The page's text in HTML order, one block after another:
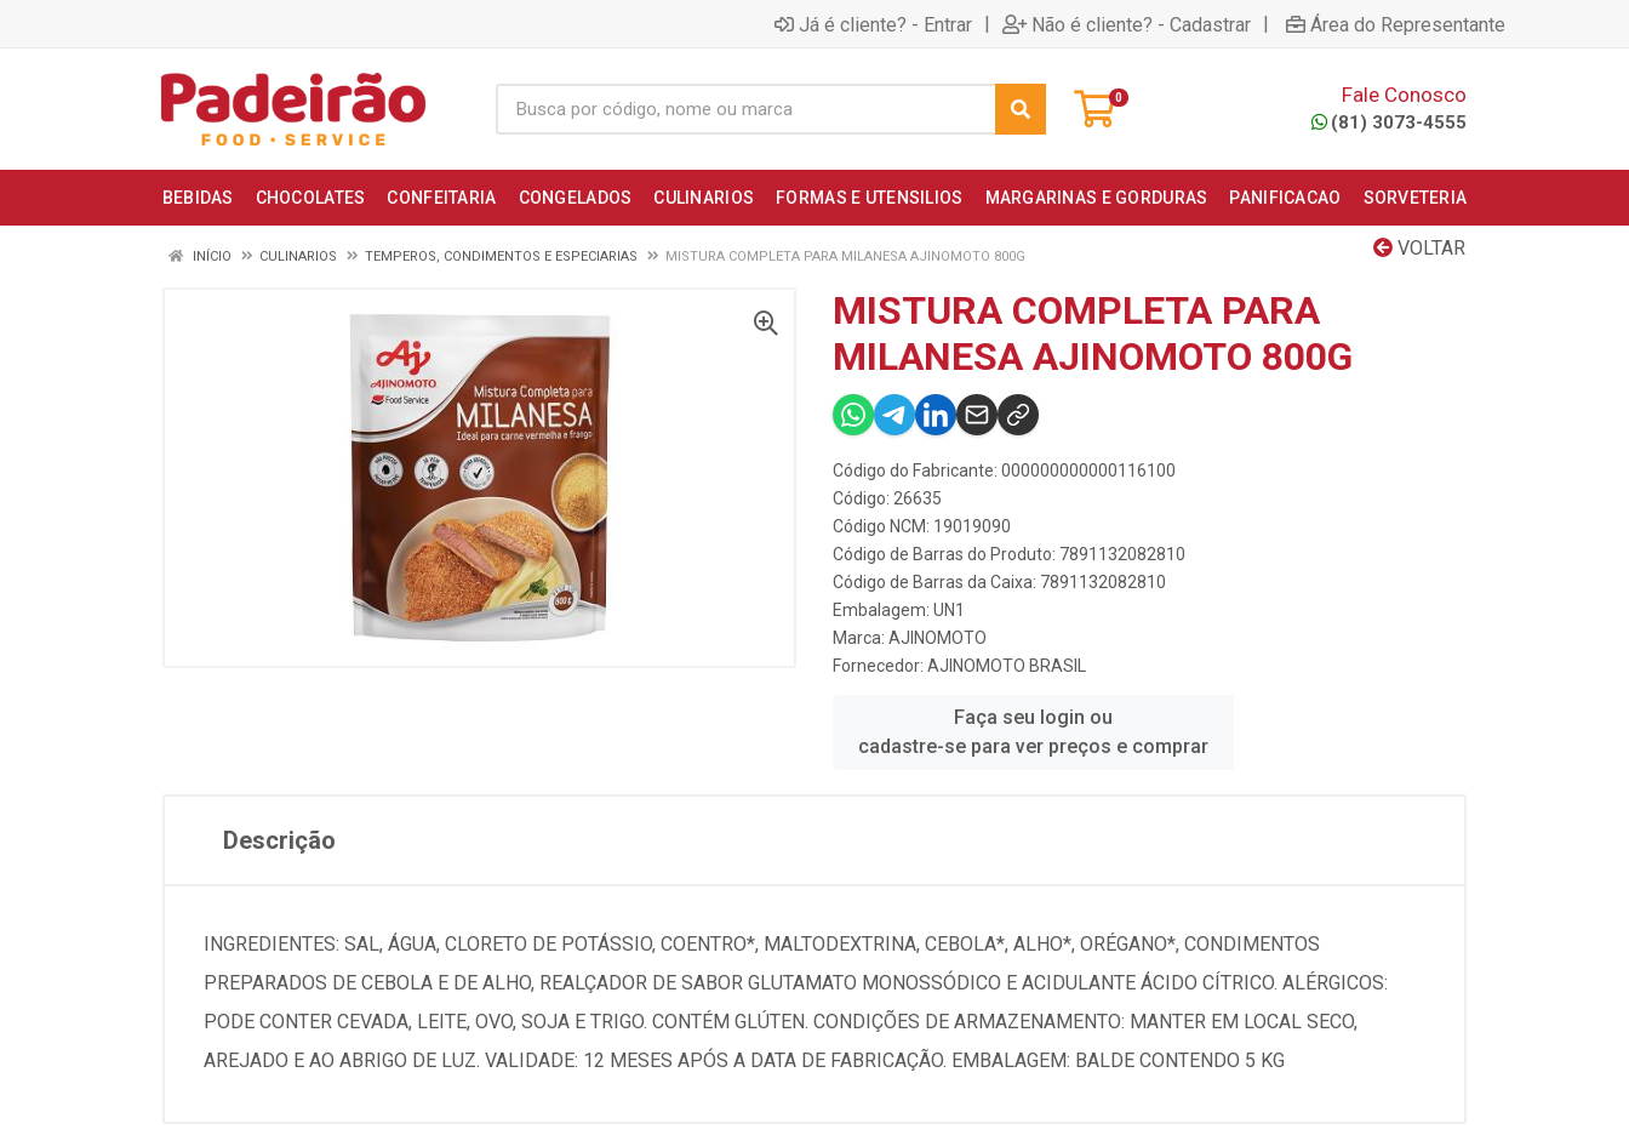
Já é cliente? - Entrar | Não é cliente? - Cadastrar | Área do Representante
0 Fale Conosco
(81) 3073-4555
BEBIDAS CHOCOLATES CONFEITARIA CONGELADOS CULINARIOS FORMAS E UTENSILIOS MARGARINAS E GORDURAS PANIFICACAO SORVETERIA
VOLTAR
INÍCIO CULINARIOS TEMPEROS, CONDIMENTOS E ESPECIARIAS MISTURA COMPLETA PARA MILANESA AJINOMOTO 800G
MISTURA COMPLETA PARA
MILANESA AJINOMOTO 800G
Código do Fabricante: 000000000000116100
Código: 26635
Código NCM: 19019090
Código de Barras do Produto: 7891132082810
Código de Barras da Caixa: 7891132082810
Embalagem: UN1
Marca: AJINOMOTO
Fornecedor: AJINOMOTO BRASIL
Faça seu login ou
cadastre-se para ver preços e comprar
Descrição
INGREDIENTES: SAL, ÁGUA, CLORETO DE POTÁSSIO, COENTRO*, MALTODEXTRINA, CEBOLA*, ALHO*, ORÉGANO*, CONDIMENTOS
PREPARADOS DE CEBOLA E DE ALHO, REALÇADOR DE SABOR GLUTAMATO MONOSSÓDICO E ACIDULANTE ÁCIDO CÍTRICO. ALÉRGICOS:
PODE CONTER CEVADA, LEITE, OVO, SOJA E TRIGO. CONTÉM GLÚTEN. CONDIÇÕES DE ARMAZENAMENTO: MANTER EM LOCAL SECO,
AREJADO E AO ABRIGO DE LUZ. VALIDADE: 12 MESES APÓS A DATA DE FABRICAÇÃO. EMBALAGEM: BALDE CONTENDO 5 KG